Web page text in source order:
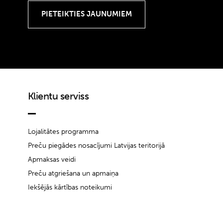
Klientu serviss
Lojalitātes programma
Preču piegādes nosacījumi Latvijas teritorijā
Apmaksas veidi
Preču atgriešana un apmaiņa
Iekšējās kārtības noteikumi